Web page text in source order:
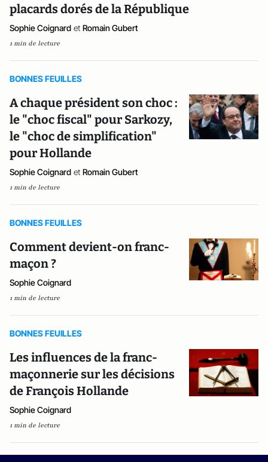
placards dorés de la République
Sophie Coignard et Romain Gubert
1 min de lecture
BONNES FEUILLES
A chaque président son choc :
le "choc fiscal" pour Sarkozy,
le "choc de simplification"
pour Hollande
Sophie Coignard et Romain Gubert
1 min de lecture
BONNES FEUILLES
Comment devient-on franc-
maçon ?
Sophie Coignard
1 min de lecture
BONNES FEUILLES
Les influences de la franc-
maçonnerie sur les décisions
de François Hollande
Sophie Coignard
1 min de lecture